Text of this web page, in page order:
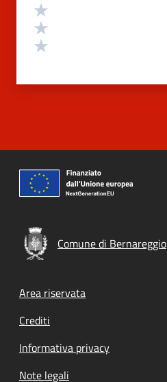
Comune di Bernareggio
Footer menu
Area riservata
Crediti
Informativa privacy
Note legali